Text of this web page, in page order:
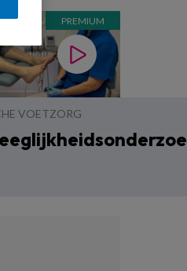
VOETZORG